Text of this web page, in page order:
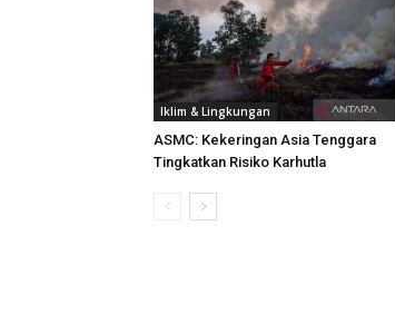
Iklim & Lingkungan
ASMC: Kekeringan Asia Tenggara
Tingkatkan Risiko Karhutla